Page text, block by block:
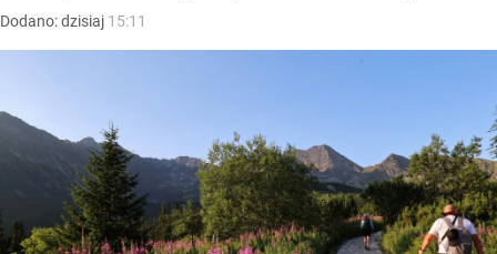
Dodano:dzisiaj 15:11